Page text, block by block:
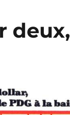
deux,